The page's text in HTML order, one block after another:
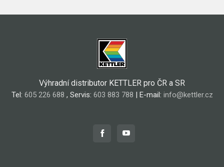
Výhradní distributor KETTLER pro ČR a SR
Tel: 605 226 688 , Servis: 603 883 788 | E-mail: info@kettler.cz